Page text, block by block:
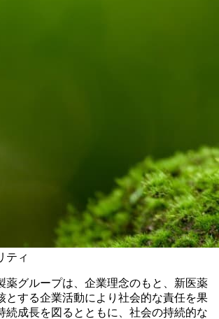
ティ
薬グループは、企業理念のもと、新医薬
とする企業活動により社会的な責任を果
続成長を図るとともに、社会の持続的な